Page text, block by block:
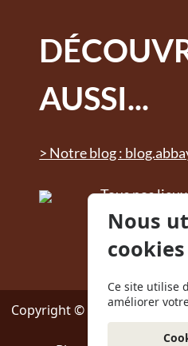
AUSSI...
> Notre blog :
Tous nos
aux
réduite. Des
sont à
Copyright © 2024 - Abbaye
Nous
cookies
Ce site utilise
améliorer